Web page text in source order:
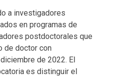
a investigadores
en programas de
postdoctorales que
de doctor con
de 2022. El
es distinguir el